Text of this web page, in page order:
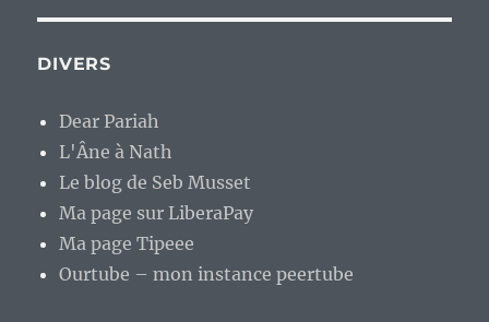
DIVERS
Dear Pariah
L'Âne à Nath
Le blog de Seb Musset
Ma page sur LiberaPay
Ma page Tipeee
Ourtube – mon instance peertube